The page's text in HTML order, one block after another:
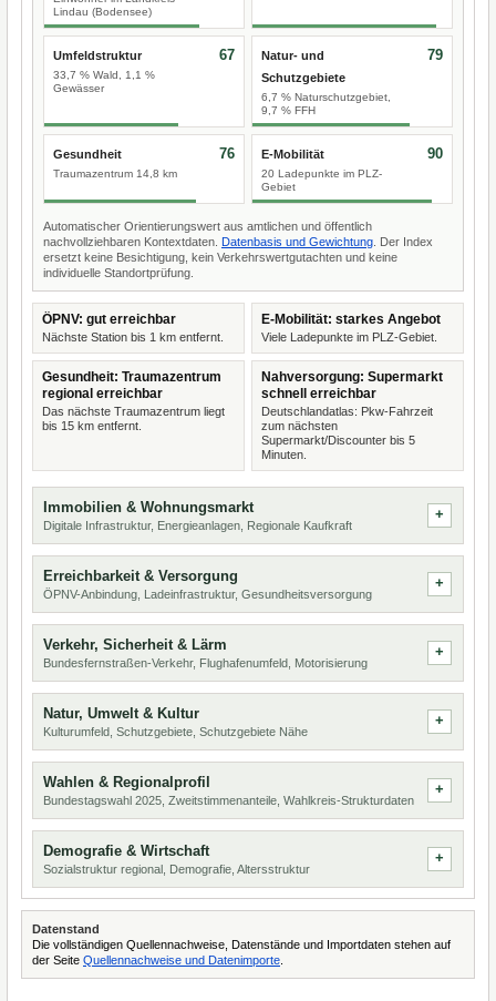
Lindau (Bodensee)
Umfeldstruktur
33,7 % Wald, 1,1 %
Gewässer
67
Natur- und
Schutzgebiete
6,7 % Naturschutzgebiet,
9,7 % FFH
79
Gesundheit
Traumazentrum 14,8 km
76 E-Mobilität
20 Ladepunkte im PLZ-
Gebiet
90
Automatischer Orientierungswert aus amtlichen und öffentlich
nachvollziehbaren Kontextdaten. Datenbasis und Gewichtung . Der Index
ersetzt keine Besichtigung, kein Verkehrswertgutachten und keine
individuelle Standortprüfung.
ÖPNV: gut erreichbar
Nächste Station bis 1 km entfernt.
E-Mobilität: starkes Angebot
Viele Ladepunkte im PLZ-Gebiet.
Gesundheit: Traumazentrum
regional erreichbar
Das nächste Traumazentrum liegt
bis 15 km entfernt.
Nahversorgung: Supermarkt
schnell erreichbar
Deutschlandatlas: Pkw-Fahrzeit
zum nächsten
Supermarkt/Discounter bis 5
Minuten.
Immobilien & Wohnungsmarkt
Digitale Infrastruktur, Energieanlagen, Regionale Kaufkraft
Erreichbarkeit & Versorgung
ÖPNV-Anbindung, Ladeinfrastruktur, Gesundheitsversorgung
Verkehr, Sicherheit & Lärm
Bundesfernstraßen-Verkehr, Flughafenumfeld, Motorisierung
Natur, Umwelt & Kultur
Kulturumfeld, Schutzgebiete, Schutzgebiete Nähe
Wahlen & Regionalprofil
Bundestagswahl 2025, Zweitstimmenanteile, Wahlkreis-Strukturdaten
Demografie & Wirtschaft
Sozialstruktur regional, Demografie, Altersstruktur
Datenstand
Die vollständigen Quellennachweise, Datenstände und Importdaten stehen auf
der Seite Quellennachweise und Datenimporte